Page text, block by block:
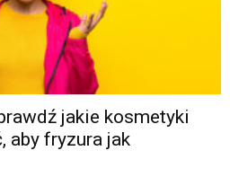
jakie kosmetyki
aby fryzura jak